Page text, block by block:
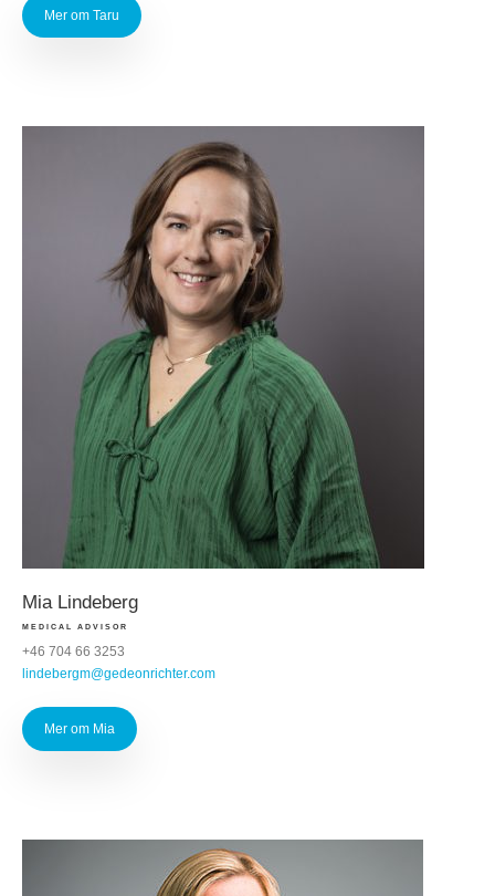
Mer om Taru
Mia Lindeberg
MEDICAL ADVISOR
+46 704 66 3253
lindebergm@gedeonrichter.com
Mer om Mia